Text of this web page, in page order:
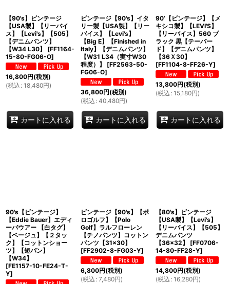
【90's】ビンテージ
【USA製】【リーバイ
ス】【Levi's】【505】
【デニムパンツ】
【W34 L30】 [FF1164-
15-80-FG06-O]
16,800円(税別)
(税込 : 18,480円)
カートに入れる
ビンテージ【90's】イタ
リー製【USA製】【リー
バイス】【Levi's】
【Big E】【Finished in
Italy】【デニムパンツ】
【W31 L34（実寸W30
程度）】
[FF2563-50-
FG06-O]
36,800円(税別)
(税込 : 40,480円)
カートに入れる
90’【ビンテージ】【メ
キシコ製】【LEVI'S】
【リーバイス】560 ブ
ラック 黒【テーパー
ド】【デニムパンツ】
【36Ｘ30】
[FF1104-8-FF26-Y]
13,800円(税別)
(税込 : 15,180円)
カートに入れる
90's【ビンテージ】
【Eddie Bauer】エディ
ーバウアー 【白タグ】
【ベージュ】【２タッ
ク】【コットンショー
ツ】【短パン】
【W34】
[FE1157-10-FE24-T-
Y]
ビンテージ【90's】【ポ
ロゴルフ】【Polo
Golf】ラルフローレン
【チノパンツ】コットン
パンツ【31×30】
[FF2902-8-FG03-Y]
6,800円(税別)
(税込 : 7,480円)
【80's】ビンテージ
【USA製】【Levi's】
【リーバイス】【505】
デニムパンツ
【36×32】
[FF0706-
14-80-FF28-Y]
14,800円(税別)
(税込 : 16,280円)